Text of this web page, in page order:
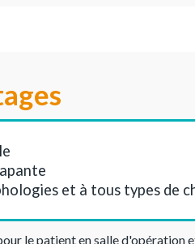
et à tous types de
le patient en salle d'opération